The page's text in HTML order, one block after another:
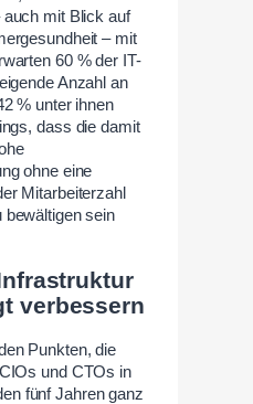
auch mit Blick auf
– mit
60 % der IT-
Anzahl an
% unter ihnen
dass die damit
ohne eine
Mitarbeiterzahl
bewältigen sein
verbessern
Punkten, die
und CTOs in
fünf Jahren ganz